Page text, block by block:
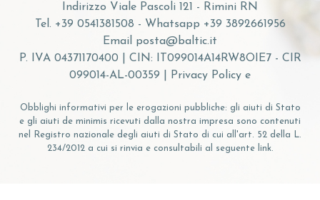
Indirizzo Viale Pascoli 121 - Rimini RN
Tel. +39 0541381508 - Whatsapp +39 3892661956
Email posta@baltic.it
P. IVA 04371170400 | CIN: IT099014A14RW8OIE7 - CIR
099014-AL-00359 |
Privacy Policy e
Obblighi informativi per le erogazioni pubbliche: gli aiuti di Stato
e gli aiuti de minimis ricevuti dalla nostra impresa sono contenuti
nel Registro nazionale degli aiuti di Stato di cui all'art. 52 della L.
234/2012 a cui si rinvia e consultabili al seguente link.